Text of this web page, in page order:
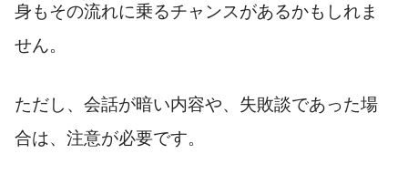
身もその流れに乗るチャンスがあるかもしれま
せん。
ただし、会話が暗い内容や、失敗談であった場
合は、注意が必要です。